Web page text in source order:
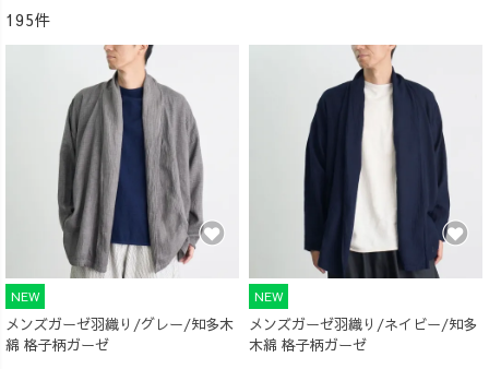
195件
NEW
メンズガーゼ羽織り/グレー/知多木
綿 格子柄ガーゼ
NEW
メンズガーゼ羽織り/ネイビー/知多
木綿 格子柄ガーゼ